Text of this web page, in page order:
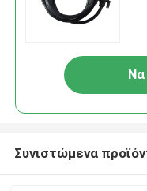
Να
Συνιστώμενα